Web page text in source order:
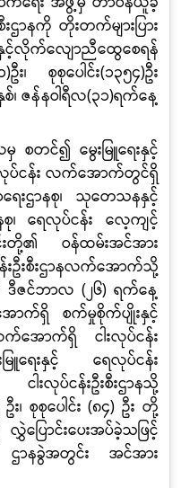
ဌာနကို တိုးတက်များပြား
င့်လိုက်လျောညီထွေစေရန်
)ဦး၊ စုစုပေါင်း(၁၃၅၄)ဦး
၊ ဇန်နဝါရီလ(၃၁)ရက်နေ့
မှ စတင်၍ မွေးမြူရေးနှင့်
ေလုပ်ငန်း လက်အောက်တွင်ရှိ
ေးဌာနစု၊ သုတေသနနှင့်
စု၊ ရေလုပ်ငန်း လေ့ကျင့်
းတို့၏ ဝန်ထမ်းအင်အား
န်းဦးစီးဌာနလက်အောက်သို့
ဒီဇင်ဘာလ (၂၆) ရက်နေ့
ာက်ရှိ စက်မှုစိုက်ပျိုးနှင့်
အောက်ရှိ ငါးလုပ်ငန်း
ြူရေးနှင့် ရေလုပ်ငန်း
လုပ်ငန်းဦးစီးဌာနသို့
ဦး၊ စုစုပေါင်း(၈၄) ဦး တို့
ြောင်းပေးအပ်ခဲ့သဖြင့်
း ဌာနခွဲအတွင်း အင်အား